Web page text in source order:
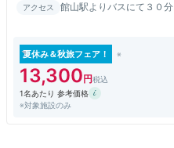
アクセス 館山駅よりバスにて３０分
夏休み＆秋旅フェア！
13,300
1名あたり 参考価格
※対象施設のみ